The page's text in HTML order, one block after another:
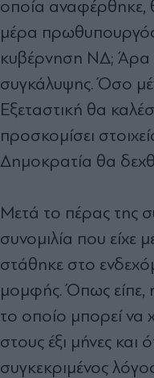
οποία αναφέρθηκε,
μέρα
κυβέρνηση ΝΔ; Άρα
συγκάλυψης. Όσο
Εξεταστική θα
προσκομίσει
Δημοκρατία θα
Μετά το πέρας της
συνομιλία που είχε
στάθηκε στο
μομφής. Όπως είπε,
το οποίο μπορεί να
στους έξι μήνες και
συγκεκριμένος